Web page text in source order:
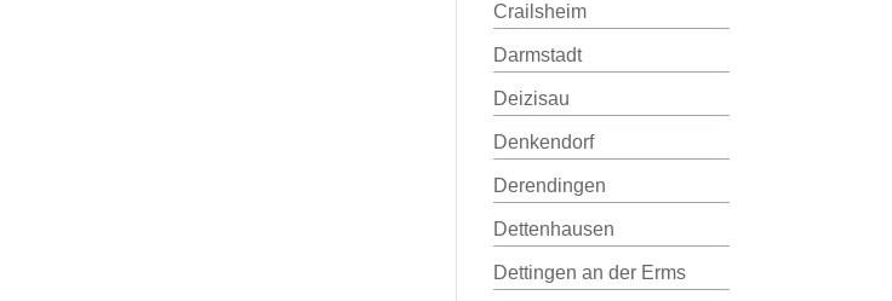
Crailsheim
Darmstadt
Deizisau
Denkendorf
Derendingen
Dettenhausen
Dettingen an der Erms